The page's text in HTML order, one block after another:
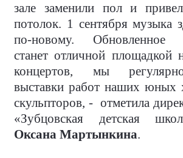
зале заменили пол и
потолок. 1 сентября музыка
по-новому. Обновленное
станет отличной площадкой
концертов, мы
выставки работ наших юных
скульпторов, - отметила
«Зубцовская детская
Оксана Мартынкина.